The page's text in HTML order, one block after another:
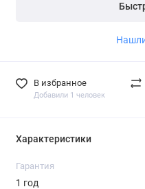
В избранное
Добавили 1 человек
Характеристики
Гарантия
1 год